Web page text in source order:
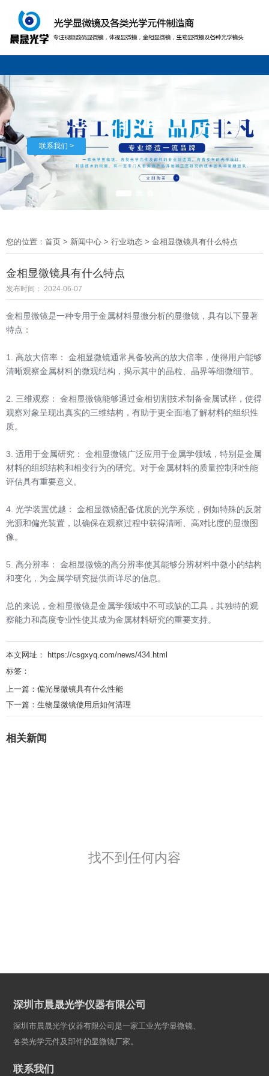
联系我们 >
您的位置：首页 > 新闻中心 > 行业动态 > 金相显微镜具有什么特点
金相显微镜具有什么特点
发布时间： 2024-06-07
金相显微镜是一种专用于金属材料显微分析的显微镜，具有以下显著
特点：
1. 高放大倍率： 金相显微镜通常具备较高的放大倍率，使得用户能够
清晰观察金属材料的微观结构，揭示其中的晶粒、晶界等细微细节。
2. 三维观察： 金相显微镜能够通过金相切割技术制备金属试样，使得
观察对象呈现出真实的三维结构，有助于更全面地了解材料的组织性
质。
3. 适用于金属研究： 金相显微镜广泛应用于金属学领域，特别是金属
材料的组织结构和相变行为的研究。对于金属材料的质量控制和性能
评估具有重要意义。
4. 光学装置优越： 金相显微镜配备优质的光学系统，例如特殊的反射
光源和偏光装置，以确保在观察过程中获得清晰、高对比度的显微图
像。
5. 高分辨率： 金相显微镜的高分辨率使其能够分辨材料中微小的结构
和变化，为金属学研究提供而详尽的信息。
总的来说，金相显微镜是金属学领域中不可或缺的工具，其独特的观
察能力和高度专业性使其成为金属材料研究的重要支持。
本文网址： https://csgxyq.com/news/434.html
标签：
上一篇： 偏光显微镜具有什么性能
下一篇： 生物显微镜使用后如何清理
相关新闻
找不到任何内容
深圳市晨晟光学仪器有限公司
深圳市晨晟光学仪器有限公司是一家工业光学显微镜、
各类光学元件及部件的显微镜厂家。
联系我们